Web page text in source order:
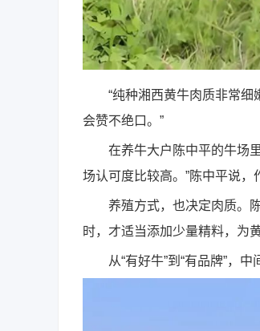
“纯种湘西黄牛肉质非常细嫩
会赞不绝口。”
在养牛大户陈中平的牛场里
场认可度比较高。”陈中平说，
养殖方式，也决定肉质。陈
时，才适当添加少量精料，为
从“有好牛”到“有品牌”，中